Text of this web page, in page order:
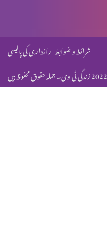
شرائط و ضوابط رازداری کی پالیسی